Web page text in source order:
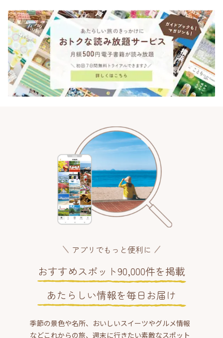
アプリでもっと便利に
おすすめスポット90,000件を掲載
あたらしい情報を毎日お届け
季節の景色や名所、おいしいスイーツやグルメ情報
などこれからの旅、週末に行きたい素敵なスポット